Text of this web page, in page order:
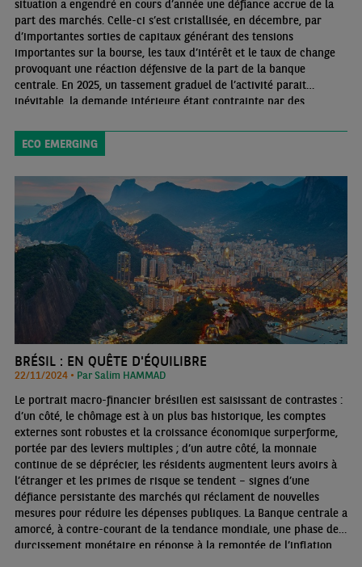
situation a engendré en cours d’année une défiance accrue de la
part des marchés. Celle-ci s’est cristallisée, en décembre, par
d’importantes sorties de capitaux générant des tensions
importantes sur la bourse, les taux d’intérêt et le taux de change
provoquant une réaction défensive de la part de la banque
centrale. En 2025, un tassement graduel de l’activité parait
inévitable, la demande intérieure étant contrainte par des
conditions de crédit, une inflation persistante et un climat des
affaires dégradé
ECO EMERGING
BRÉSIL : EN QUÊTE D'ÉQUILIBRE
22/11/2024 • Par Salim HAMMAD
Le portrait macro-financier brésilien est saisissant de contrastes :
d’un côté, le chômage est à un plus bas historique, les comptes
externes sont robustes et la croissance économique surperforme,
portée par des leviers multiples ; d’un autre côté, la monnaie
continue de se déprécier, les résidents augmentent leurs avoirs à
l’étranger et les primes de risque se tendent – signes d’une
défiance persistante des marchés qui réclament de nouvelles
mesures pour réduire les dépenses publiques. La Banque centrale a
amorcé, à contre-courant de la tendance mondiale, une phase de
durcissement monétaire en réponse à la remontée de l’inflation.